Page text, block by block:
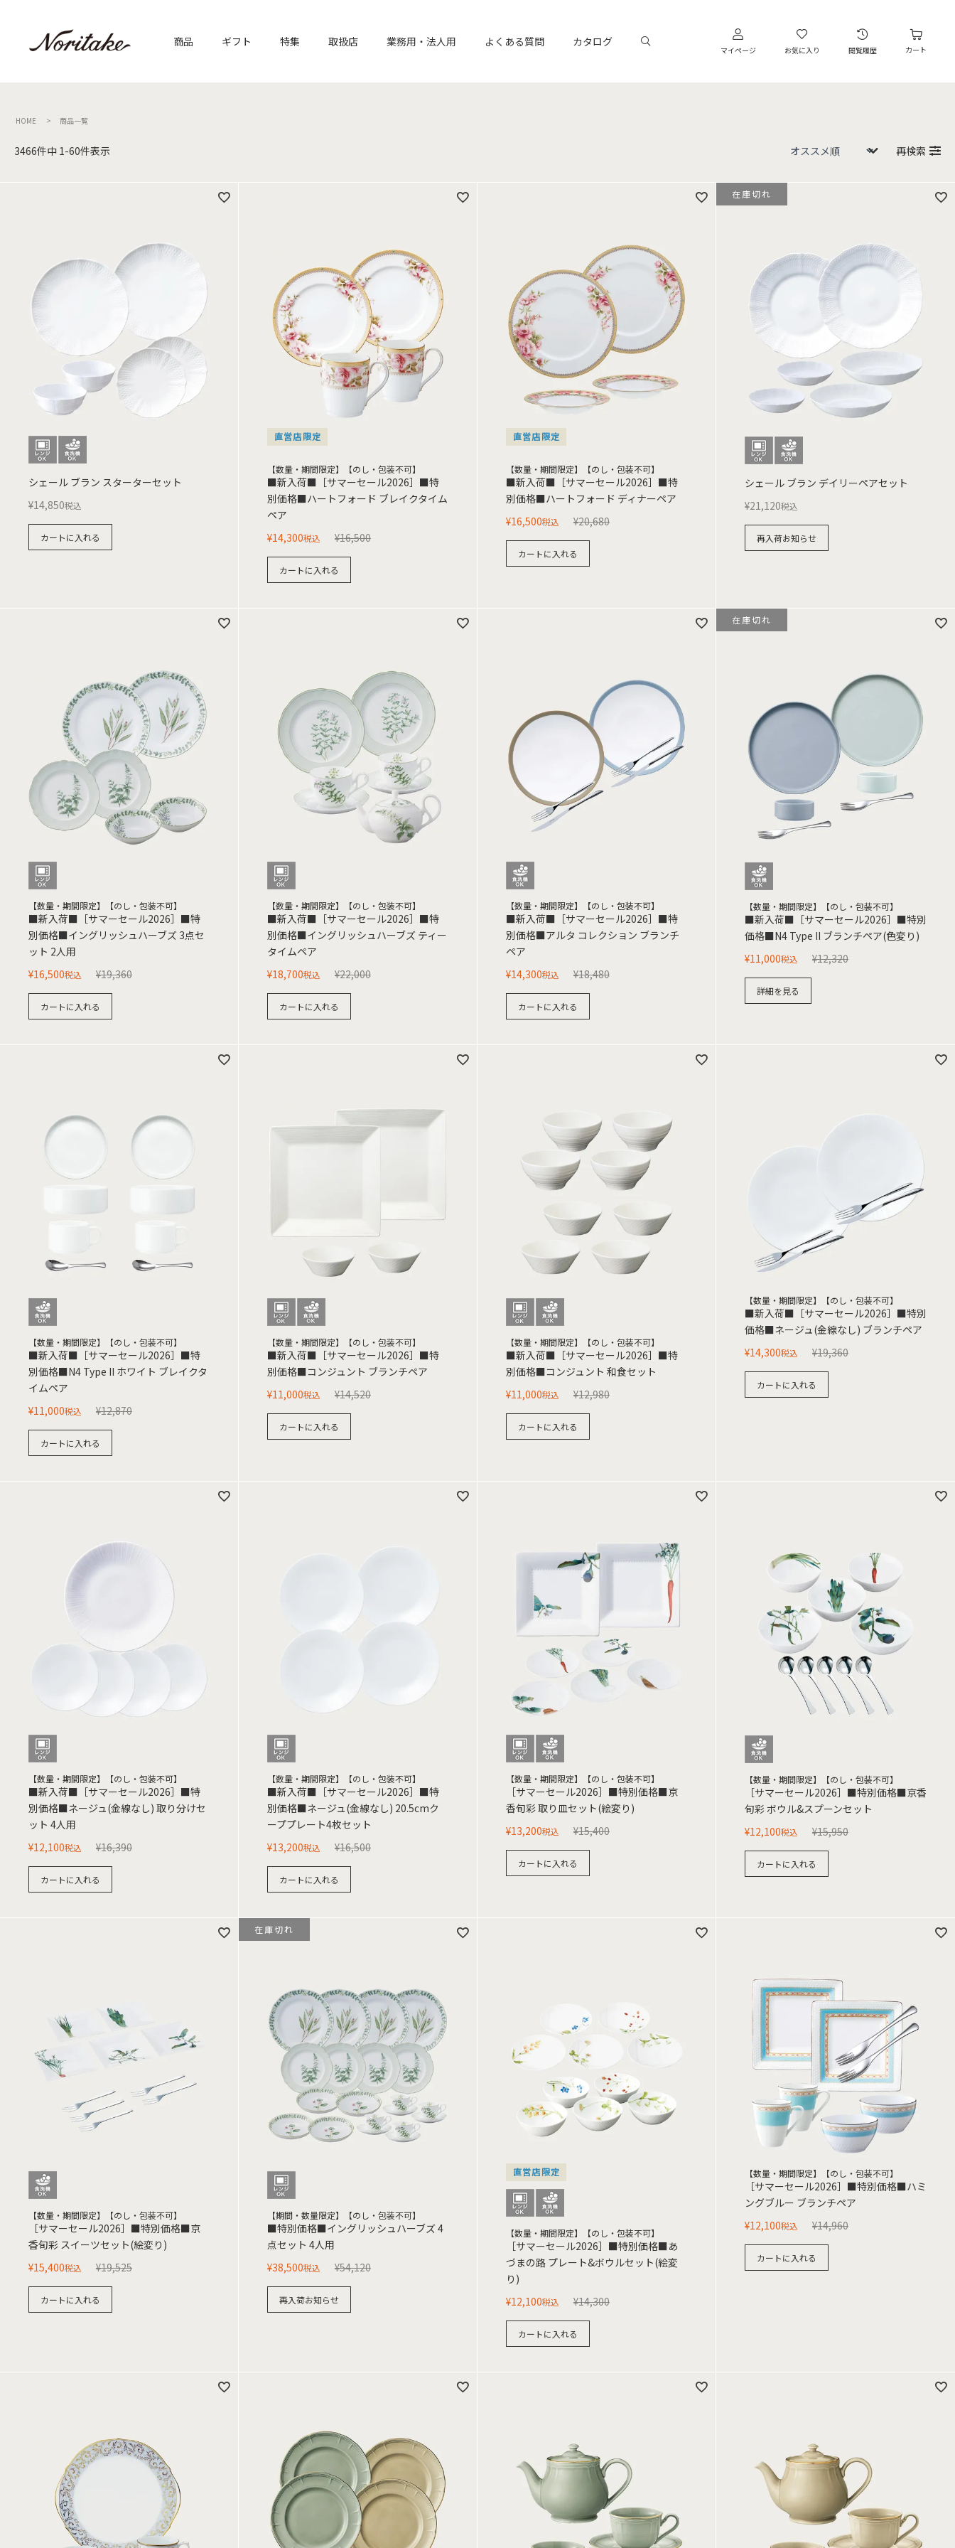
商品 ギフト 特集 取扱店 業務用・法人用 よくある質問 カタログ
マイページ お気に入り 閲覧履歴 カート
HOME 商品一覧
3466件中 1-60件表示 再検索
シェール ブラン スターターセット
¥14,850税込
カートに入れる
直営店限定
【数量・期間限定】【のし・包装不可】
■新入荷■［サマーセール2026］■特
別価格■ハートフォード ブレイクタイム
ペア
¥16,500
¥14,300税込
カートに入れる
直営店限定
【数量・期間限定】【のし・包装不可】
■新入荷■［サマーセール2026］■特
別価格■ハートフォード ディナーペア
¥20,680
¥16,500税込
カートに入れる
シェール ブラン デイリーペアセット
¥21,120税込
再入荷お知らせ
在庫切れ
【数量・期間限定】【のし・包装不可】
■新入荷■［サマーセール2026］■特
別価格■イングリッシュハーブズ 3点セ
ット 2人用
¥19,360
¥16,500税込
カートに入れる
【数量・期間限定】【のし・包装不可】
■新入荷■［サマーセール2026］■特
別価格■イングリッシュハーブズ ティー
タイムペア
¥22,000
¥18,700税込
カートに入れる
【数量・期間限定】【のし・包装不可】
■新入荷■［サマーセール2026］■特
別価格■アルタ コレクション ブランチ
ペア
¥18,480
¥14,300税込
カートに入れる
【数量・期間限定】【のし・包装不可】
■新入荷■［サマーセール2026］■特別
価格■N4 Type II ブランチペア(色変り)
¥12,320
¥11,000税込
詳細を見る
在庫切れ
【数量・期間限定】【のし・包装不可】
■新入荷■［サマーセール2026］■特
別価格■N4 Type II ホワイト ブレイクタ
イムペア
¥12,870
¥11,000税込
カートに入れる
【数量・期間限定】【のし・包装不可】
■新入荷■［サマーセール2026］■特
別価格■コンジュント ブランチペア
¥14,520
¥11,000税込
カートに入れる
【数量・期間限定】【のし・包装不可】
■新入荷■［サマーセール2026］■特
別価格■コンジュント 和食セット
¥12,980
¥11,000税込
カートに入れる
【数量・期間限定】【のし・包装不可】
■新入荷■［サマーセール2026］■特別
価格■ネージュ(金線なし) ブランチペア
¥19,360
¥14,300税込
カートに入れる
【数量・期間限定】【のし・包装不可】
■新入荷■［サマーセール2026］■特
別価格■ネージュ(金線なし) 取り分けセ
ット 4人用
¥16,390
¥12,100税込
カートに入れる
【数量・期間限定】【のし・包装不可】
■新入荷■［サマーセール2026］■特
別価格■ネージュ(金線なし) 20.5cmク
ーププレート4枚セット
¥16,500
¥13,200税込
カートに入れる
【数量・期間限定】【のし・包装不可】
［サマーセール2026］■特別価格■京
香旬彩 取り皿セット(絵変り)
¥15,400
¥13,200税込
カートに入れる
【数量・期間限定】【のし・包装不可】
［サマーセール2026］■特別価格■京香
旬彩 ボウル&スプーンセット
¥15,950
¥12,100税込
カートに入れる
【数量・期間限定】【のし・包装不可】
［サマーセール2026］■特別価格■京
香旬彩 スイーツセット(絵変り)
¥19,525
¥15,400税込
カートに入れる
【期間・数量限定】【のし・包装不可】
■特別価格■イングリッシュハーブズ 4
点セット 4人用
¥54,120
¥38,500税込
再入荷お知らせ
在庫切れ
直営店限定
【数量・期間限定】【のし・包装不可】
［サマーセール2026］■特別価格■あ
づまの路 プレート&ボウルセット(絵変
り)
¥14,300
¥12,100税込
カートに入れる
【数量・期間限定】【のし・包装不可】
［サマーセール2026］■特別価格■ハミ
ングブルー ブランチペア
¥14,960
¥12,100税込
カートに入れる